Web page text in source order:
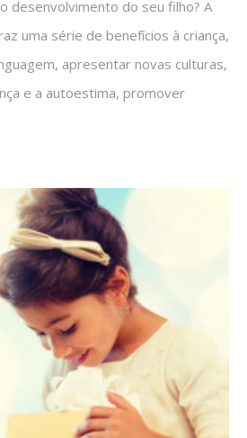
desenvolvimento do seu filho? A
uma série de benefícios à criança,
apresentar novas culturas,
e a autoestima, promover